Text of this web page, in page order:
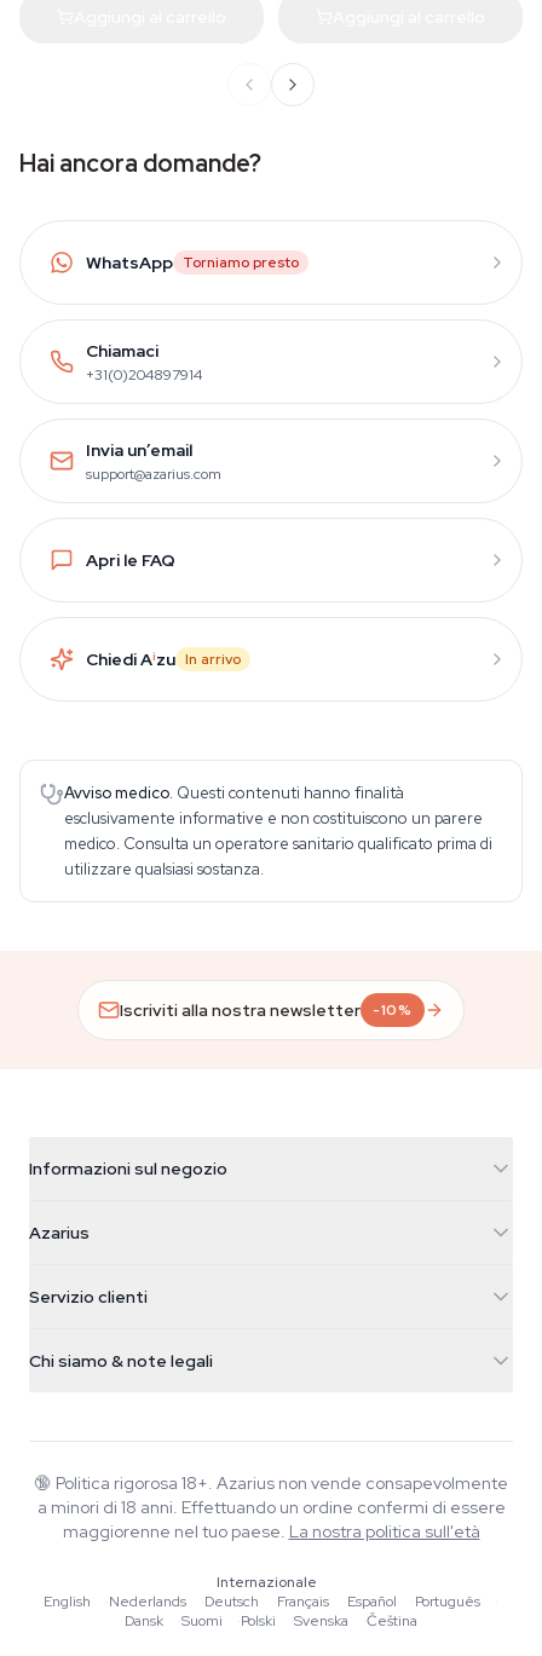
Hai ancora domande?
WhatsApp Torniamo presto
Chiamaci
+31(0)204897914
Invia un’email
support@azarius.com
Apri le FAQ
Chiedi Aizu In arrivo
Avviso medico. Questi contenuti hanno finalità
esclusivamente informative e non costituiscono un parere
medico. Consulta un operatore sanitario qualificato prima di
utilizzare qualsiasi sostanza.
Iscriviti alla nostra newsletter -10%
Informazioni sul negozio
Galvaniweg 11
Nederland
+31(0)204897914
Azarius
Smokeshop
Servizio clienti
FAQ
Informativa sulla privacy
Chi siamo & note legali
Wiki
Blog
Musica
Linee guida editoriali
Strumenti e Calcolatori
🔞 Politica rigorosa 18+. Azarius non vende consapevolmente
a minori di 18 anni. Effettuando un ordine confermi di essere
maggiorenne nel tuo paese. La nostra politica sull'età
Internazionale
English
·Nederlands ·Deutsch ·Français ·Español ·Português
·
Dansk
·Suomi ·Polski ·Svenska ·Čeština